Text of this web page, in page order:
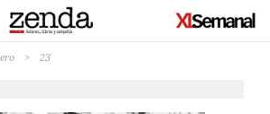
> 23